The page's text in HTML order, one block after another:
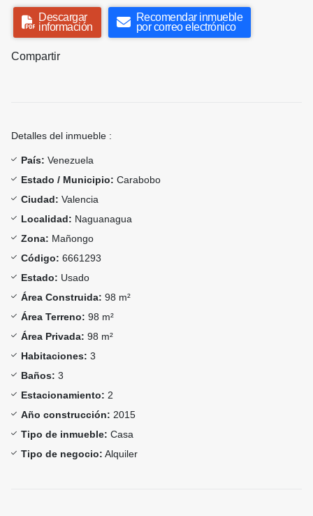
Descargar
información
Recomendar inmueble
por correo electrónico
Compartir
Detalles del inmueble :
País: Venezuela
Estado / Municipio: Carabobo
Ciudad: Valencia
Localidad: Naguanagua
Zona: Mañongo
Código: 6661293
Estado: Usado
Área Construida: 98 m²
Área Terreno: 98 m²
Área Privada: 98 m²
Habitaciones: 3
Baños: 3
Estacionamiento: 2
Año construcción: 2015
Tipo de inmueble: Casa
Tipo de negocio: Alquiler